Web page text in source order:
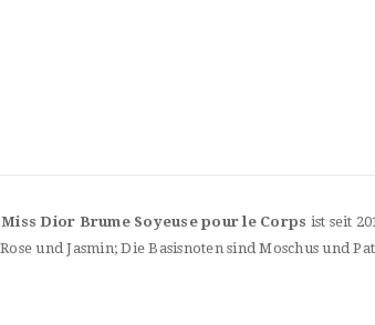
Miss Dior Brume Soyeuse pour le Corps ist seit
und Jasmin; Die Basisnoten sind Moschus und